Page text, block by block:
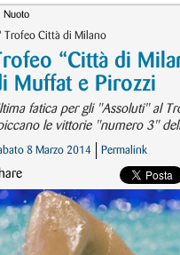
Nuoto
Trofeo Città di Milano
“Città di
Muffat e Pirozzi
fatica per gli "Assoluti" al
le vittorie "numero 3"
8 Marzo 2014 Permalink